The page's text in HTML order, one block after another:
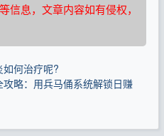
信息，文章内容如有侵权，
何治疗呢?
略：用兵马俑系统解锁日赚